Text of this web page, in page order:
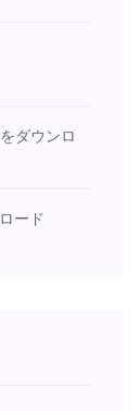
ダウンロ
ード